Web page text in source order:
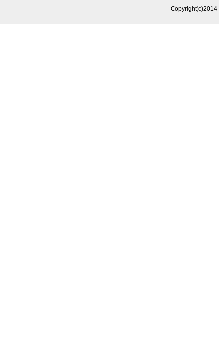
Copyright(c)2014